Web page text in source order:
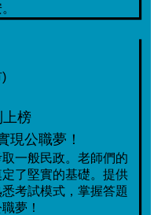
上榜
現公職夢！
一般民政。老師們的
了堅實的基礎。提供
考試模式，掌握答題
夢！